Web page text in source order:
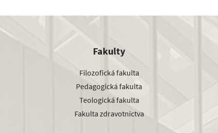
Fakulty
Filozofická fakulta
Pedagogická fakulta
Teologická fakulta
Fakulta zdravotníctva